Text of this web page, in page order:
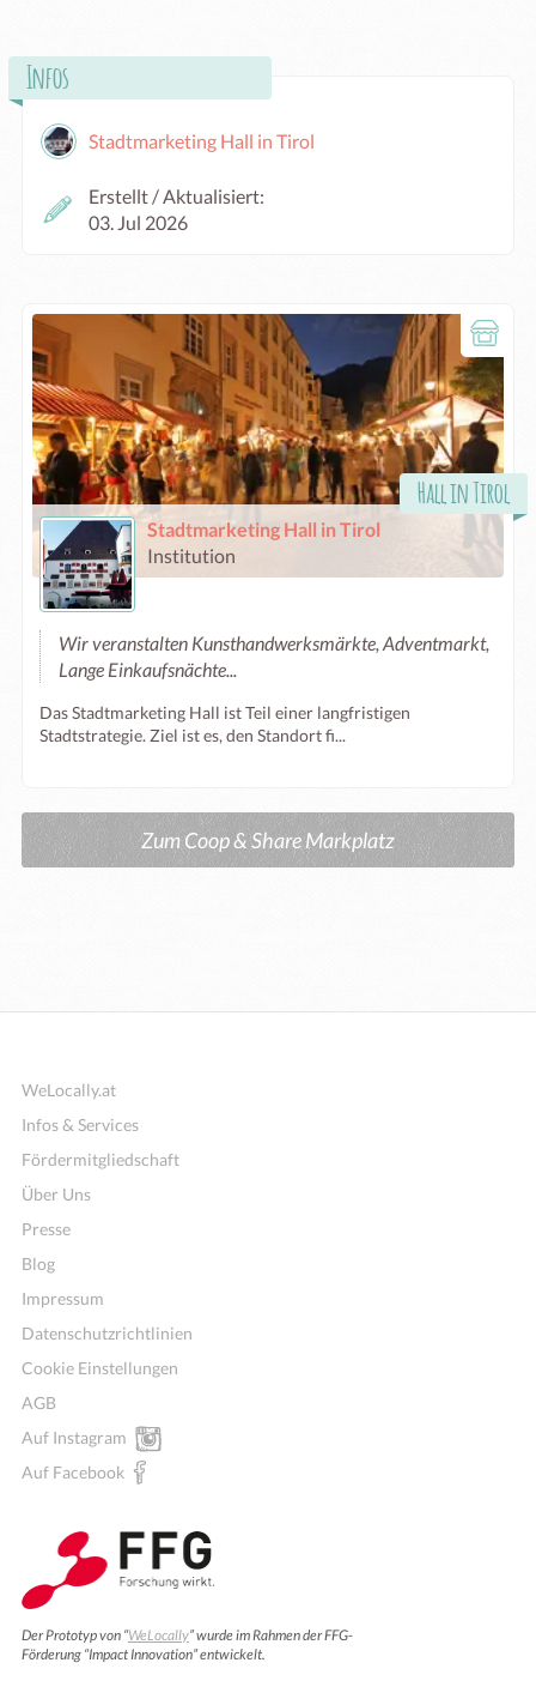
Infos
Stadtmarketing Hall in Tirol
Erstellt / Aktualisiert:
03. Jul 2026
Hall in Tirol
Stadtmarketing Hall in Tirol
Institution
Wir veranstalten Kunsthandwerksmärkte, Adventmarkt,
Lange Einkaufsnächte...
Das Stadtmarketing Hall ist Teil einer langfristigen
Stadtstrategie. Ziel ist es, den Standort fi...
Zum Coop & Share Markplatz
WeLocally.at
Infos & Services
Fördermitgliedschaft
Über Uns
Presse
Blog
Impressum
Datenschutzrichtlinien
Cookie Einstellungen
AGB
Auf Instagram
Auf Facebook
Der Prototyp von “WeLocally” wurde im Rahmen der FFG-
Förderung “Impact Innovation” entwickelt.